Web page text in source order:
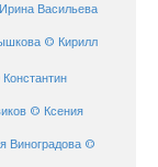
Васильева
© Кирилл
© Ксения
Виноградова ©